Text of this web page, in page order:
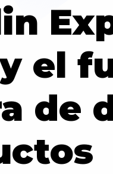
el
de